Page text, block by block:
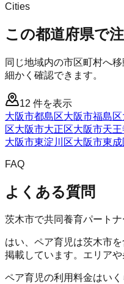
Cities
この都道府県で
同じ地域内の市区町村へ
細かく確認できます。
12 件を表示
大阪市都島区大阪市福島区
区大阪市大正区大阪市天王
大阪市東淀川区大阪市東成
FAQ
よくある質問
茨木市で共同養育パート
はい、ペア育児は茨木市
掲載しています。エリア
ペア育児の利用料金はいく